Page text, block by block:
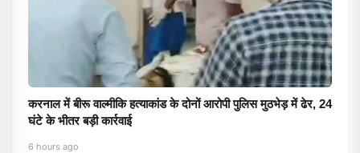
करनाल में बीरू वाल्मीकि हत्याकांड के दोनों आरोपी पुलिस मुठभेड़ में ढेर, 24
घंटे के भीतर बड़ी कार्रवाई
6 hours ago